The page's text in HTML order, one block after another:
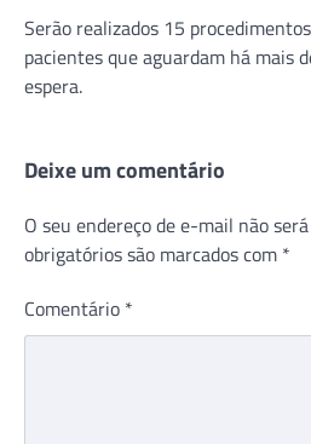
Serão realizados 15
pacientes que aguardam há mais
espera.
Deixe um comentário
O seu endereço de e-mail não
obrigatórios são marcados com *
Comentário *